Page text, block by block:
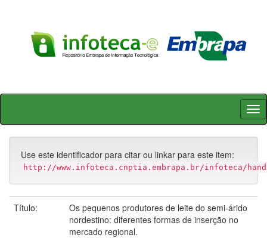
Skip
Use este identificador para citar ou linkar para este item:
http://www.infoteca.cnptia.embrapa.br/infoteca/
Título:
Os pequenos produtores de leite do semi-árido
nordestino: diferentes formas de inserção no
mercado regional.